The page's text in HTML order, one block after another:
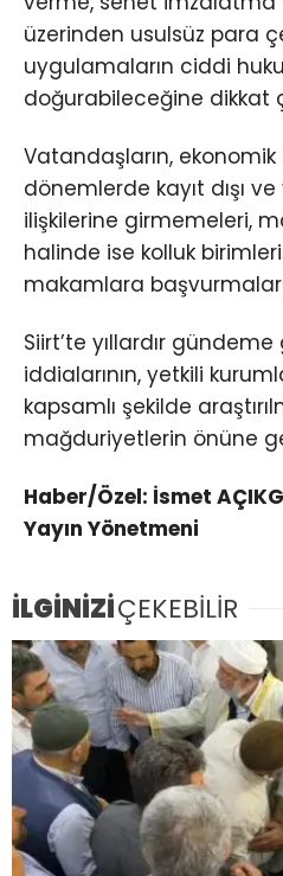
üzerinden usulsüz para
uygulamaların ciddi
doğurabileceğine dikkat
Vatandaşların, ekonomik
dönemlerde kayıt dışı
ilişkilerine girmemeleri,
halinde ise kolluk
makamlara
Siirt’te yıllardır
iddialarının, yetkili
kapsamlı şekilde
mağduriyetlerin önüne
Haber/Özel: İsmet
Yayın Yönetmeni
İLGİNİZİÇEKEBİLİR